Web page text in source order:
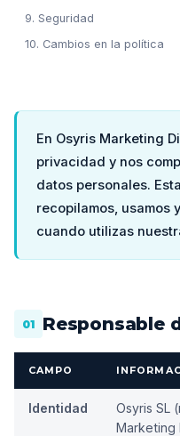
9. Seguridad
10. Cambios en la política
En Osyris Marketing
privacidad y nos
datos personales.
recopilamos, usamos
cuando utilizas
01 Responsable
CAMPO
Identidad
Osyris SL
Marketing